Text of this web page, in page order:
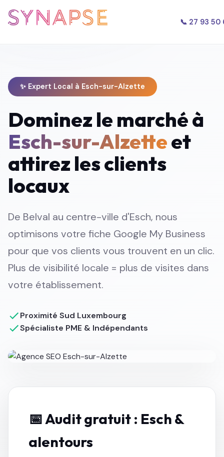
📞 27 93 50
✨ Expert Local à Esch-sur-Alzette
Dominez le marché à
Esch-sur-Alzetteet
attirez les clients
locaux
De Belval au centre-ville d'Esch, nous
optimisons votre fiche Google My Business
pour que vos clients vous trouvent en un clic.
Plus de visibilité locale = plus de visites dans
votre établissement.
Proximité Sud Luxembourg
Spécialiste PME & Indépendants
📅 Audit gratuit : Esch &
alentours